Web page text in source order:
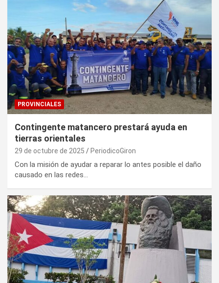
PROVINCIALES
Contingente matancero prestará ayuda en
tierras orientales
29 de octubre de 2025 PeriodicoGiron
Con la misión de ayudar a reparar lo antes posible el daño
causado en las redes…